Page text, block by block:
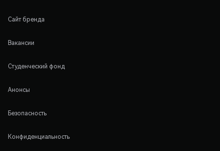
Сайт бренда
Вакансии
Студенческий фонд
Анонсы
Безопасность
Конфиденциальность